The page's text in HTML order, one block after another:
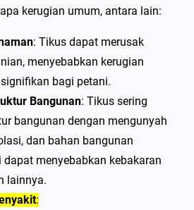
kerugian umum, antara lain:
: Tikus dapat merusak
menyebabkan kerugian
bagi petani.
Bangunan: Tikus sering
bangunan dengan mengunyah
dan bahan bangunan
dapat menyebabkan kebakaran
lainnya.
: